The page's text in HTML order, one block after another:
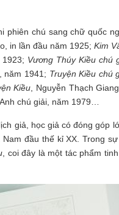
phiên chú sang chữ quốc
in lần đầu năm 1925; Kim
Vương Thúy Kiều chú
năm 1941; Truyện Kiều chú
Kiều , Nguyễn Thạch
chú giải, năm 1979…
giả, học giả có đóng góp
đầu thế kỉ XX. Trong
, coi đây là một tác phẩm
MẪU
CỦA TÔI
LÀ
NHỮNG
CAO CỜ
Là người đi dọc
dung, mở ra không
đoạn lịch sử đó...